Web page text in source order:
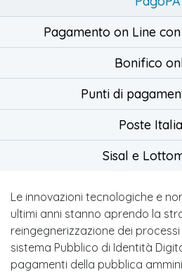
Le innovazioni tecnologiche e
ultimi anni stanno aprendo la
reingegnerizzazione dei processi
sistema Pubblico di Identità
pagamenti della pubblica
Pagamento on Line
Bonifico
Punti di
Poste
Sisal e